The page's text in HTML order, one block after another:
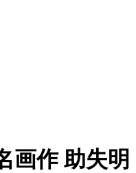
画作 助失明